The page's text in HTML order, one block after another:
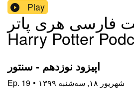
Play
فارسی هری پاتر |
Harry Potter
اپیزود نوزدهم - سنتور
Ep. 19 • ۱۳۹۹ شهریور ۱۸, سه‌شنبه